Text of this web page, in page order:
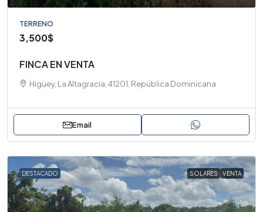
TERRENO
3,500$
FINCA EN VENTA
Higüey, La Altagracia, 41201, República Dominicana
Email
DESTACADO SOLARES VENTA